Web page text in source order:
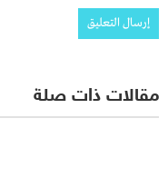
مقالات ذات صلة